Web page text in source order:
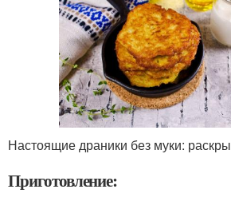
Настоящие драники без муки:
Приготовление: